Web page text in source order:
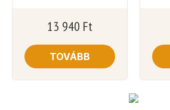
13 940 Ft
TOVÁBB